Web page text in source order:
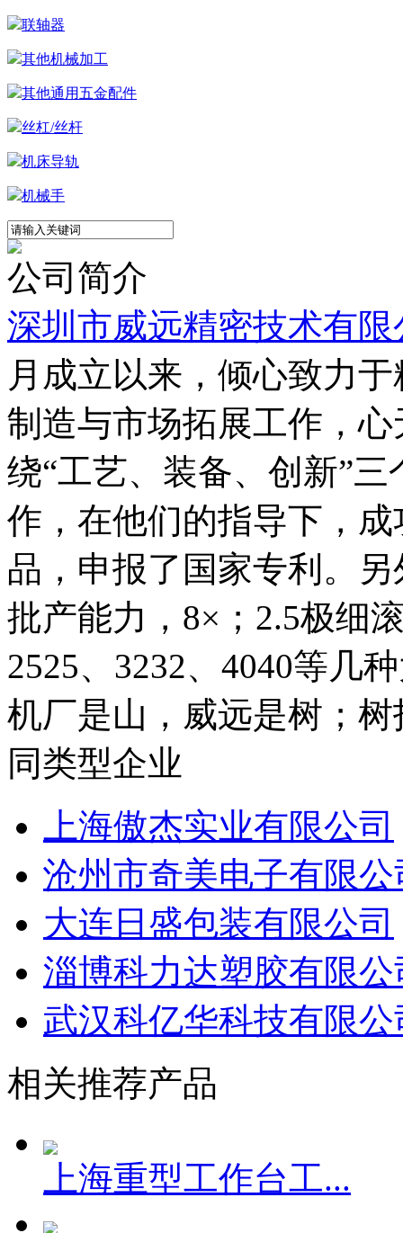
轴承加工
联轴器
其他机械加工
其他通用五金配件
丝杠/丝杆
机床导轨
机械手
公司简介
深圳市威远精密技术有限
月成立以来，倾心致力
制造与市场拓展工作，
绕“工艺、装备、创新”
作，在他们的指导下，
品，申报了国家专利。
批产能力，8×；2.5极细
2525、3232、4040等几
机厂是山，威远是树；
同类型企业
上海傲杰实业有限公司
沧州市奇美电子有限公
大连日盛包装有限公司
淄博科力达塑胶有限公
武汉科亿华科技有限公
相关推荐产品
上海重型工作台工...